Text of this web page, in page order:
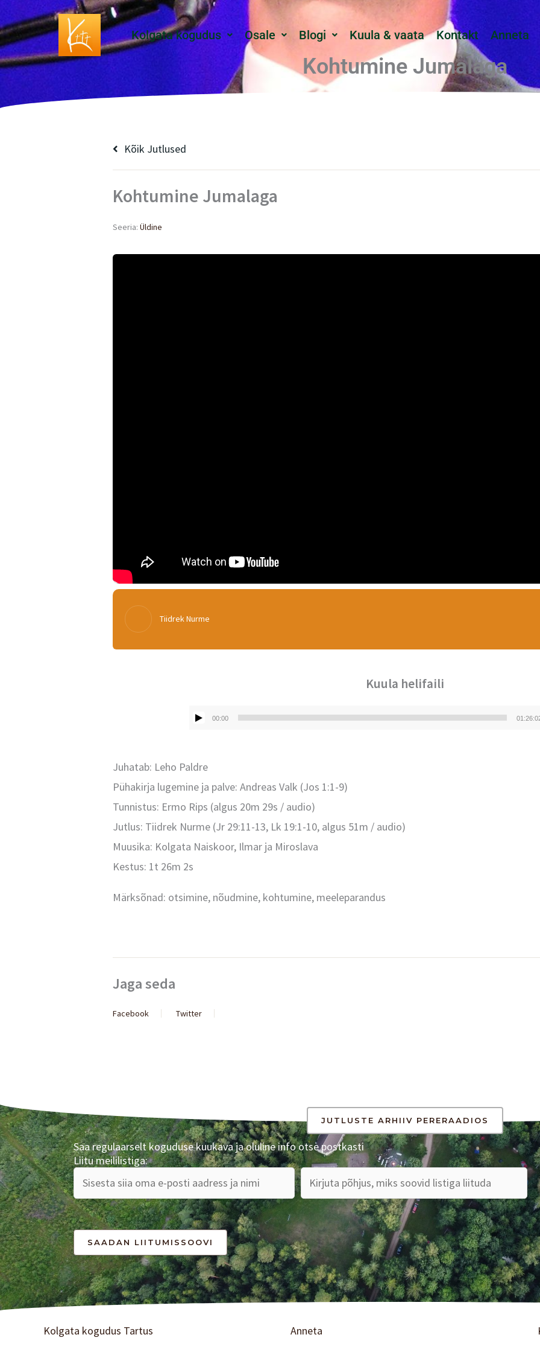
to
content
Kolgata kogudus Osale Blogi Kuula & vaata Kontakt Anneta
Kohtumine Jumalaga
Kõik Jutlused
Kohtumine Jumalaga
Seeria: Üldine
Tiidrek Nurme
Kuula helifaili
00:00
Juhatab: Leho Paldre
Pühakirja lugemine ja palve: Andreas Valk (Jos 1:1-9)
Tunnistus: Ermo Rips (algus 20m 29s / audio)
Jutlus: Tiidrek Nurme (Jr 29:11-13, Lk 19:1-10, algus 51m / audio)
Muusika: Kolgata Naiskoor, Ilmar ja Miroslava
Kestus: 1t 26m 2s
Märksõnad: otsimine, nõudmine, kohtumine, meeleparandus
Jaga seda
Facebook Twitter
JUTLUSTE ARHIIV PERERAADIOS
Saa regulaarselt koguduse kuukava ja oluline info otse postkasti
Liitu meililistiga:
Kolgata kogudus Tartus Anneta